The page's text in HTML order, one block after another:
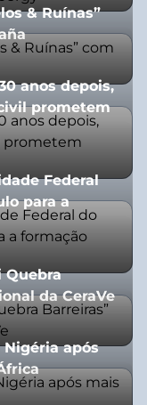
& Ruínas”
anos depois,
prometem
Federal
para a
Quebra
da CeraVe
após